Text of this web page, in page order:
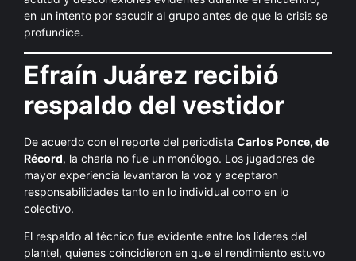
en un intento por sacudir al grupo antes de que la crisis se
profundice.
Efraín Juárez recibió
respaldo del vestidor
De acuerdo con el reporte del periodista Carlos Ponce, de
Récord, la charla no fue un monólogo. Los jugadores de
mayor experiencia levantaron la voz y aceptaron
responsabilidades tanto en lo individual como en lo
colectivo.
El respaldo al técnico fue evidente entre los líderes del
plantel, quienes coincidieron en que el rendimiento estuvo